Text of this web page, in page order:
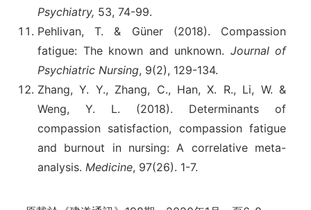
Psychiatry, 53, 74-99.
Pehlivan, T. & Güner (2018). Compassion
fatigue: The known and unknown. Journal of
Psychiatric Nursing, 9(2), 129-134.
Zhang, Y. Y., Zhang, C., Han, X. R., Li, W. &
Weng, Y. L. (2018). Determinants of
compassion satisfaction, compassion fatigue
and burnout in nursing: A correlative meta-
analysis. Medicine, 97(26). 1-7.